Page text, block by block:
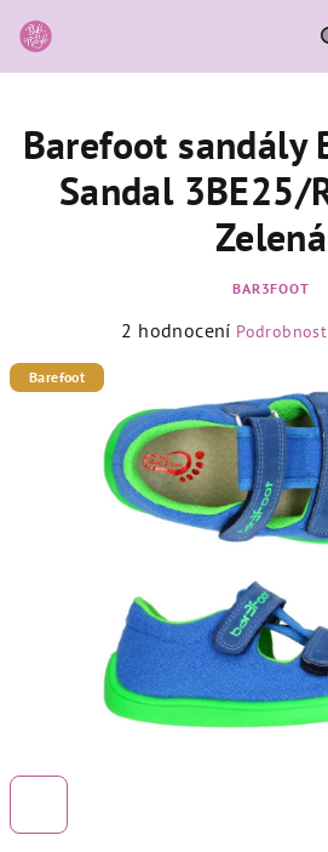
na
obsah
Barefoot sandály
Sandal 3BE25/
Zelená
BAR3FOOT
Průměrné
5,0
z
5
hvězdiček.
2 hodnocení
Barefoot